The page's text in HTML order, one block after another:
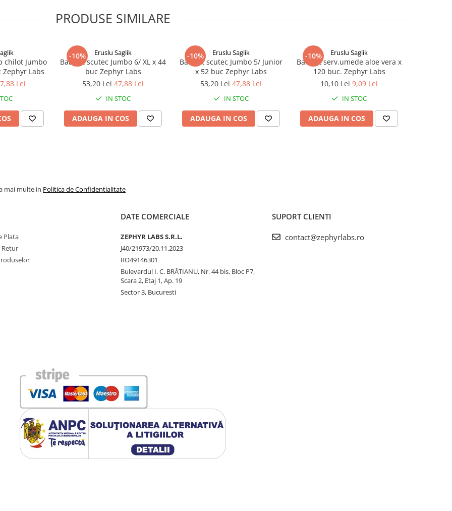
o protecție de lungă durată,
PRODUSE SIMILARE
chilot Jumbo
Labs
Lei
-10% Eruslu Saglik
BabyFit scutec Jumbo 6/ XL x 44
buc Zephyr Labs
53,20 Lei47,88 Lei
IN STOC
ADAUGA IN COS
-10% Eruslu Saglik
BabyFit scutec Jumbo 5/ Junior
x 52 buc Zephyr Labs
53,20 Lei47,88 Lei
IN STOC
ADAUGA IN COS
-10% Eruslu Saglik
BabyFit serv.umede aloe vera x
120 buc. Zephyr Labs
10,10 Lei9,09 Lei
IN STOC
ADAUGA IN COS
mai multe in Politica de Confidentialitate
Plata
Retur
DATE COMERCIALE
ZEPHYR LABS S.R.L.
J40/21973/20.11.2023
RO49146301
Bulevardul I. C. BRĂTIANU, Nr. 44 bis, Bloc P7,
Scara 2, Etaj 1, Ap. 19
Sector 3, Bucuresti
SUPORT CLIENTI
contact@zephyrlabs.ro